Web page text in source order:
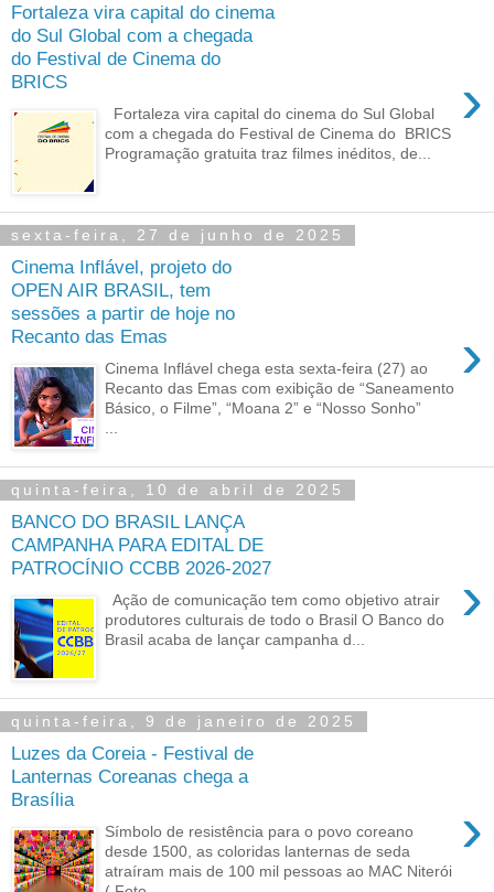
Fortaleza vira capital do cinema
do Sul Global com a chegada
do Festival de Cinema do
BRICS
›
Fortaleza vira capital do cinema do Sul Global
com a chegada do Festival de Cinema do BRICS
Programação gratuita traz filmes inéditos, de...
sexta-feira, 27 de junho de 2025
Cinema Inflável, projeto do
OPEN AIR BRASIL, tem
sessões a partir de hoje no
Recanto das Emas
›
Cinema Inflável chega esta sexta-feira (27) ao
Recanto das Emas com exibição de “Saneamento
Básico, o Filme”, “Moana 2” e “Nosso Sonho”
quinta-feira, 10 de abril de 2025
BANCO DO BRASIL LANÇA
CAMPANHA PARA EDITAL DE
PATROCÍNIO CCBB 2026-2027
›
Ação de comunicação tem como objetivo atrair
produtores culturais de todo o Brasil O Banco do
Brasil acaba de lançar campanha d...
quinta-feira, 9 de janeiro de 2025
Luzes da Coreia - Festival de
Lanternas Coreanas chega a
Brasília
›
Símbolo de resistência para o povo coreano
desde 1500, as coloridas lanternas de seda
atraíram mais de 100 mil pessoas ao MAC Niterói